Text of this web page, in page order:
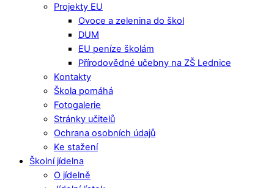
Projekty EU
Ovoce a zelenina do škol
DUM
EU peníze školám
Přírodovědné učebny na ZŠ Lednice
Kontakty
Škola pomáhá
Fotogalerie
Stránky učitelů
Ochrana osobních údajů
Ke stažení
Školní jídelna
O jídelně